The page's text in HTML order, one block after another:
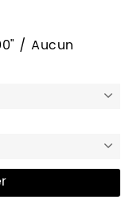
/ Aucun